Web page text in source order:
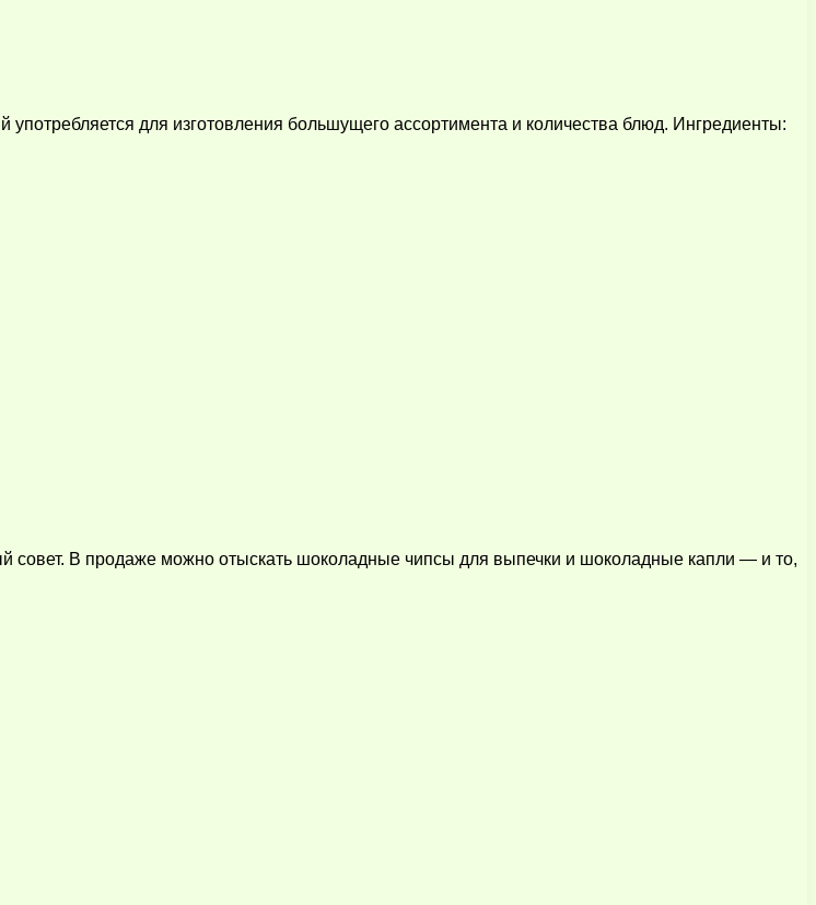
для изготовления большущего ассортимента и количества блюд. Ингредиенты:
В продаже можно отыскать шоколадные чипсы для выпечки и шоколадные капли — и то,